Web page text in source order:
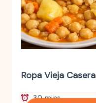
Ropa Vieja Casera
30 mins